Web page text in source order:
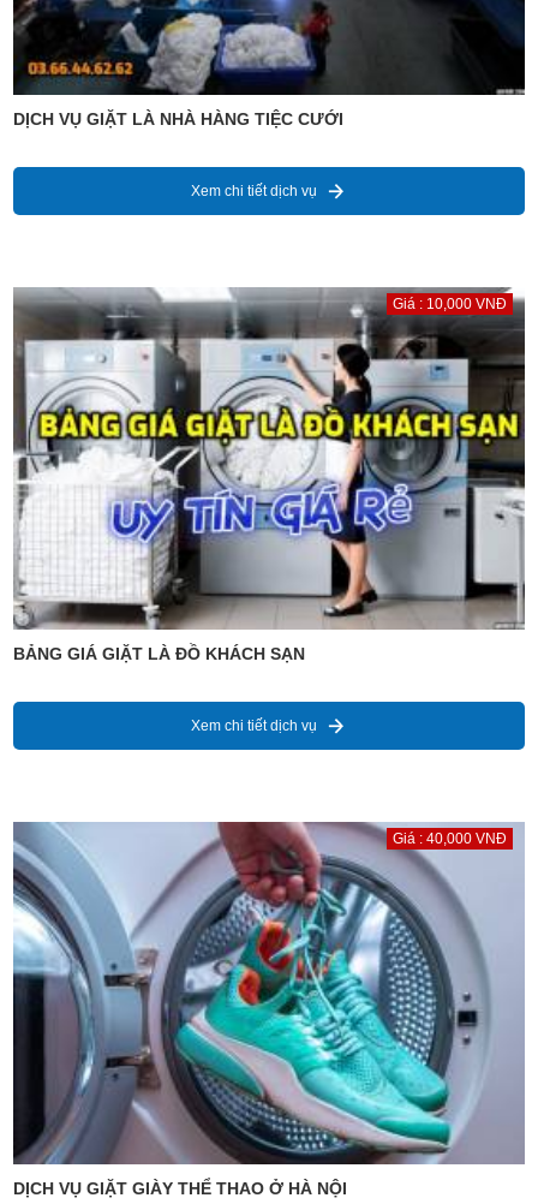
DỊCH VỤ GIẶT LÀ NHÀ HÀNG TIỆC CƯỚI
Xem chi tiết dịch vụ
Giá : 10,000 VNĐ
BẢNG GIÁ GIẶT LÀ ĐỒ KHÁCH SẠN
Xem chi tiết dịch vụ
Giá : 40,000 VNĐ
DỊCH VỤ GIẶT GIÀY THỂ THAO Ở HÀ NỘI